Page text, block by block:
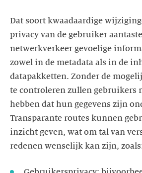
Dat soort kwaadaardige
privacy van de gebruiker
netwerkverkeer gevoelige
zowel in de metadata als in de
datapakketten. Zonder de
te controleren zullen gebruikers
hebben dat hun gegevens zijn
Transparante routes kunnen
inzicht geven, wat om tal van
redenen wenselijk kan zijn,